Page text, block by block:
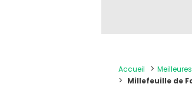
Accueil
Millefeuille de